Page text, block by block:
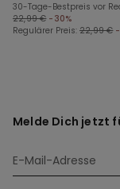
30-Tage-Bestpreis vor
22,99 € -30%
Regulärer Preis: 22,99 €
Melde Dich jetzt